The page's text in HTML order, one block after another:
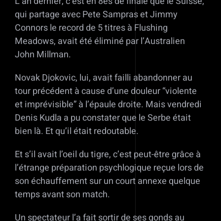
qui partage avec Pete Sampras et Jimmy
Connors le record de 5 titres à Flushing
Meadows, avait été éliminé par l’Australien
John Millman.
Novak Djokovic, lui, avait failli abandonner au
tour précédent à cause d’une douleur “violente
et imprévisible” à l’épaule droite. Mais vendredi
Denis Kudla a pu constater que le Serbe était
bien là. Et qu’il était redoutable.
Et s’il avait l’oeil du tigre, c’est peut-être grâce à
l’étrange préparation psychlogique reçue lors de
son échauffement sur un court annexe quelque
temps avant son match.
Un spectateur l’a fait sortir de ses gonds au